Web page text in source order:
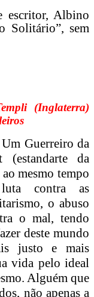
escritor, Albino
Solitário”, sem
(Inglaterra)
Guerreiro da
(estandarte da
mesmo tempo
luta contra as
o abuso
o mal, tendo
deste mundo
justo e mais
vida pelo ideal
Alguém que
não apenas a